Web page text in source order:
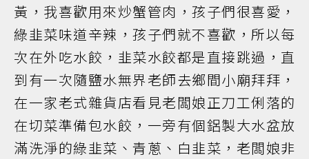
黃，我喜歡用來炒蟹管肉，孩子們很喜愛，
綠韭菜味道辛辣，孩子們就不喜歡，所以每
次在外吃水餃，韭菜水餃都是直接跳過，直
到有一次隨鹽水無界老師去鄉間小廟拜拜，
在一家老式雜貨店看見老闆娘正刀工俐落的
在切菜準備包水餃，一旁有個鋁製大水盆放
滿洗淨的綠韭菜、青蔥、白韭菜，老闆娘非